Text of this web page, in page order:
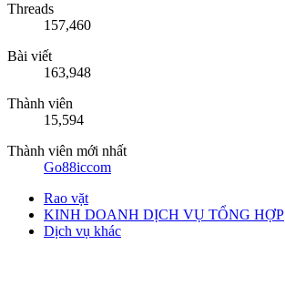
Threads
157,460
Bài viết
163,948
Thành viên
15,594
Thành viên mới nhất
Go88iccom
Rao vặt
KINH DOANH DỊCH VỤ TỔNG HỢP
Dịch vụ khác